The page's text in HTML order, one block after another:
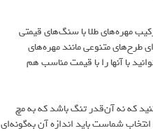
مهره‌های طلا با سنگ‌های قیمتی
طرح‌های متنوعی مانند مهره‌های
با آنها را با قیمت مناسب هم
که نه آن‌قدر تنگ باشد که به مچ
شماست باید اندازه آن به‌گونه‌ای